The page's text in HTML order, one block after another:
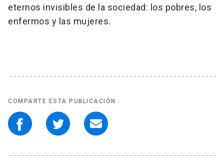
eternos invisibles de la sociedad: los pobres, los
enfermos y las mujeres.
COMPARTE ESTA PUBLICACIÓN